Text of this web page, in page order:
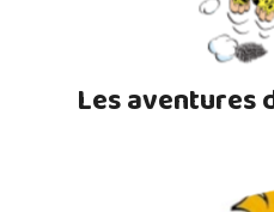
Les aventures